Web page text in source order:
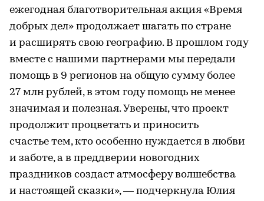
ежегодная благотворительная акция «Время
добрых дел» продолжает шагать по стране
и расширять свою географию. В прошлом году
вместе с нашими партнерами мы передали
помощь в 9 регионов на общую сумму более
27 млн рублей, в этом году помощь не менее
значимая и полезная. Уверены, что проект
продолжит процветать и приносить
счастье тем, кто особенно нуждается в любви
и заботе, а в преддверии новогодних
праздников создаст атмосферу волшебства
и настоящей сказки», — подчеркнула Юлия